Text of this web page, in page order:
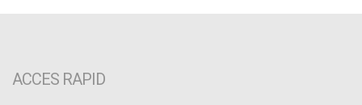
ACCES RAPID